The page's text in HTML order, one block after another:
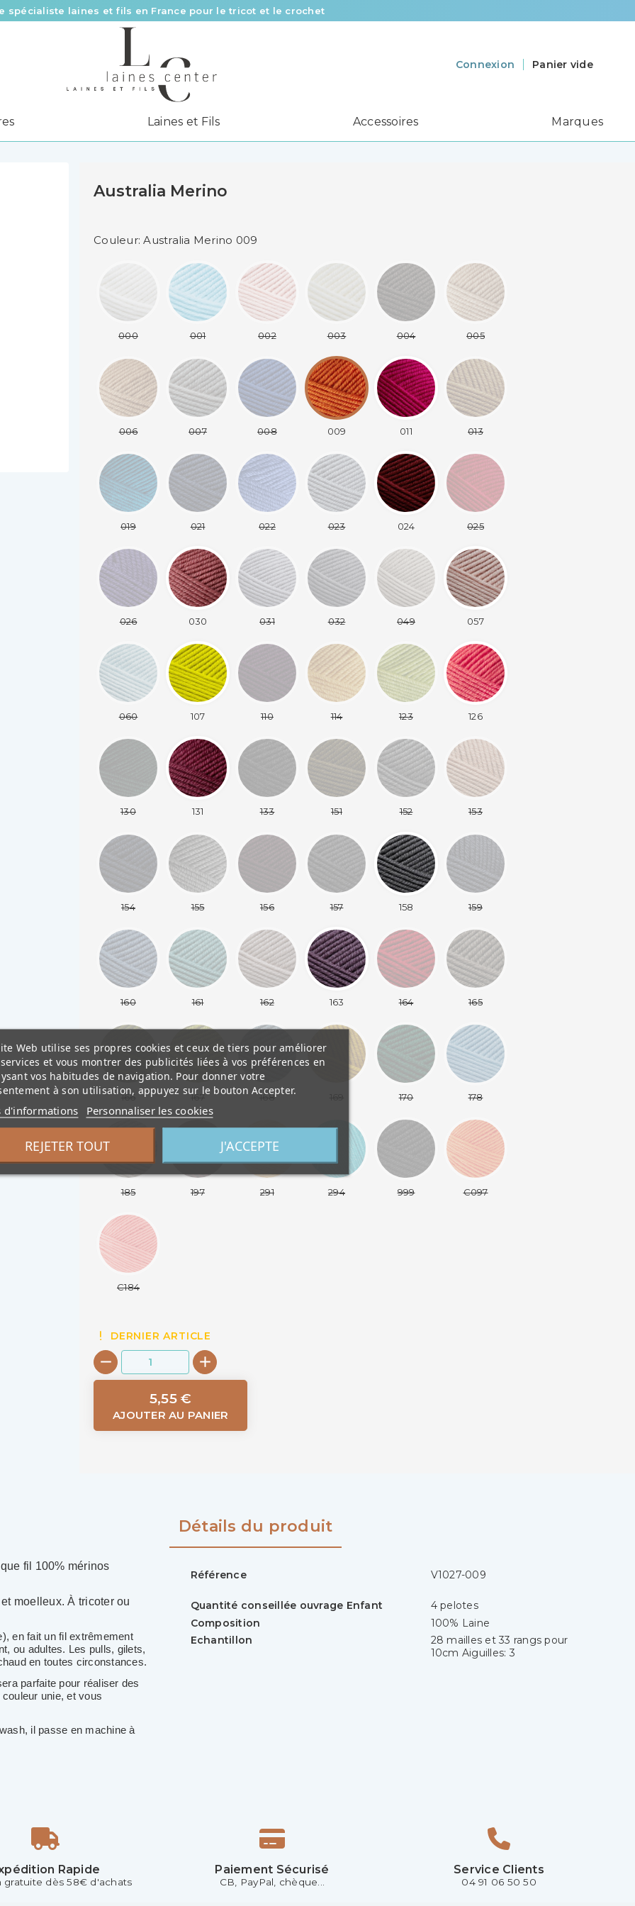
Des fils de qualité à tous les prix pour toutes vos envies !
Connexion Panier vide
Laines et Fils Accessoires Marques
Australia Merino
Couleur: Australia Merino 009
000 001 002 003 004 005
006 007 008 009 011 013
019 021 022 023 024 025
026 030 031 032 049 057
060 107 110 114 123 126
130 131 133 151 152 153
154 155 156 157 158 159
160 161 162 163 164 165
166 167 168 170 178
185 197 291 294 999 C097
C184
DERNIER ARTICLE
5,55 €
AJOUTER AU PANIER
fil 100% mérinos
moelleux. À tricoter ou
en fait un fil extrêmement
ou adultes. Les pulls, gilets,
en toutes circonstances.
parfaite pour réaliser des
unie, et vous
il passe en machine à
Détails du produit
Référence V1027-009
Quantité conseillée ouvrage Enfant
4 pelotes
Composition
100% Laine
Echantillon
28 mailles et 33 rangs pour
10cm Aiguilles: 3
Rapide
gratuite dès 58€ d'achats
Paiement Sécurisé
CB, PayPal, chèque...
Service Clients
04 91 06 50 50
Web utilise ses propres cookies et ceux de tiers pour améliorer
et vous montrer des publicités liées à vos préférences en
vos habitudes de navigation. Pour donner votre
à son utilisation, appuyez sur le bouton Accepter.
d'informations Personnaliser les cookies
REJETER TOUT J'ACCEPTE